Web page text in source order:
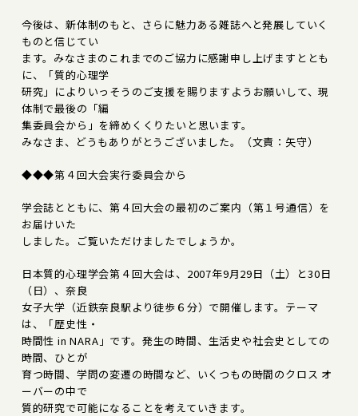
今後は、新体制のもと、さらに魅力ある雑誌へと発展していく
ものと信じてい
ます。みなさまのこれまでのご協力に感謝申し上げますととも
に、「質的心理学
研究」によりいっそうのご支援を賜りますようお願いして、現
体制で最後の「編
集委員会から」を締めくくりたいと思います。
みなさま、どうもありがとうございました。（文責：矢守）
◆◆◆第４回大会実行委員会から
学会誌とともに、第４回大会の最初のご案内（第１号通信）を
お届けいた
しました。ご覧いただけましたでしょうか。
日本質的心理学会第４回大会は、2007年9月29日（土）と30日
（日）、奈良
女子大学（近鉄奈良駅より徒歩６分）で開催します。テーマ
は、「歴史性・
時間性 in NARA」です。発生の時間、生活史や社会史としての
時間、ひとが
育つ時間、学問の変遷の時間など、いくつもの時間のクロス オ
ーバーの中で
質的研究で可能になることを考えていきます。